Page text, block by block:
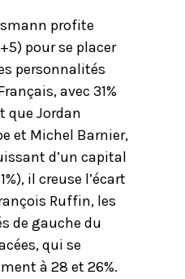
profite
pour se placer
personnalités
avec 31%
que Jordan
et Michel Barnier,
d’un capital
il creuse l’écart
Ruffin, les
de gauche du
qui se
à 28 et 26%.